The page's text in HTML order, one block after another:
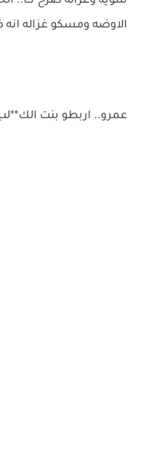
الاوضه ومسكو غزاله
عمرو.. اربطو بنت